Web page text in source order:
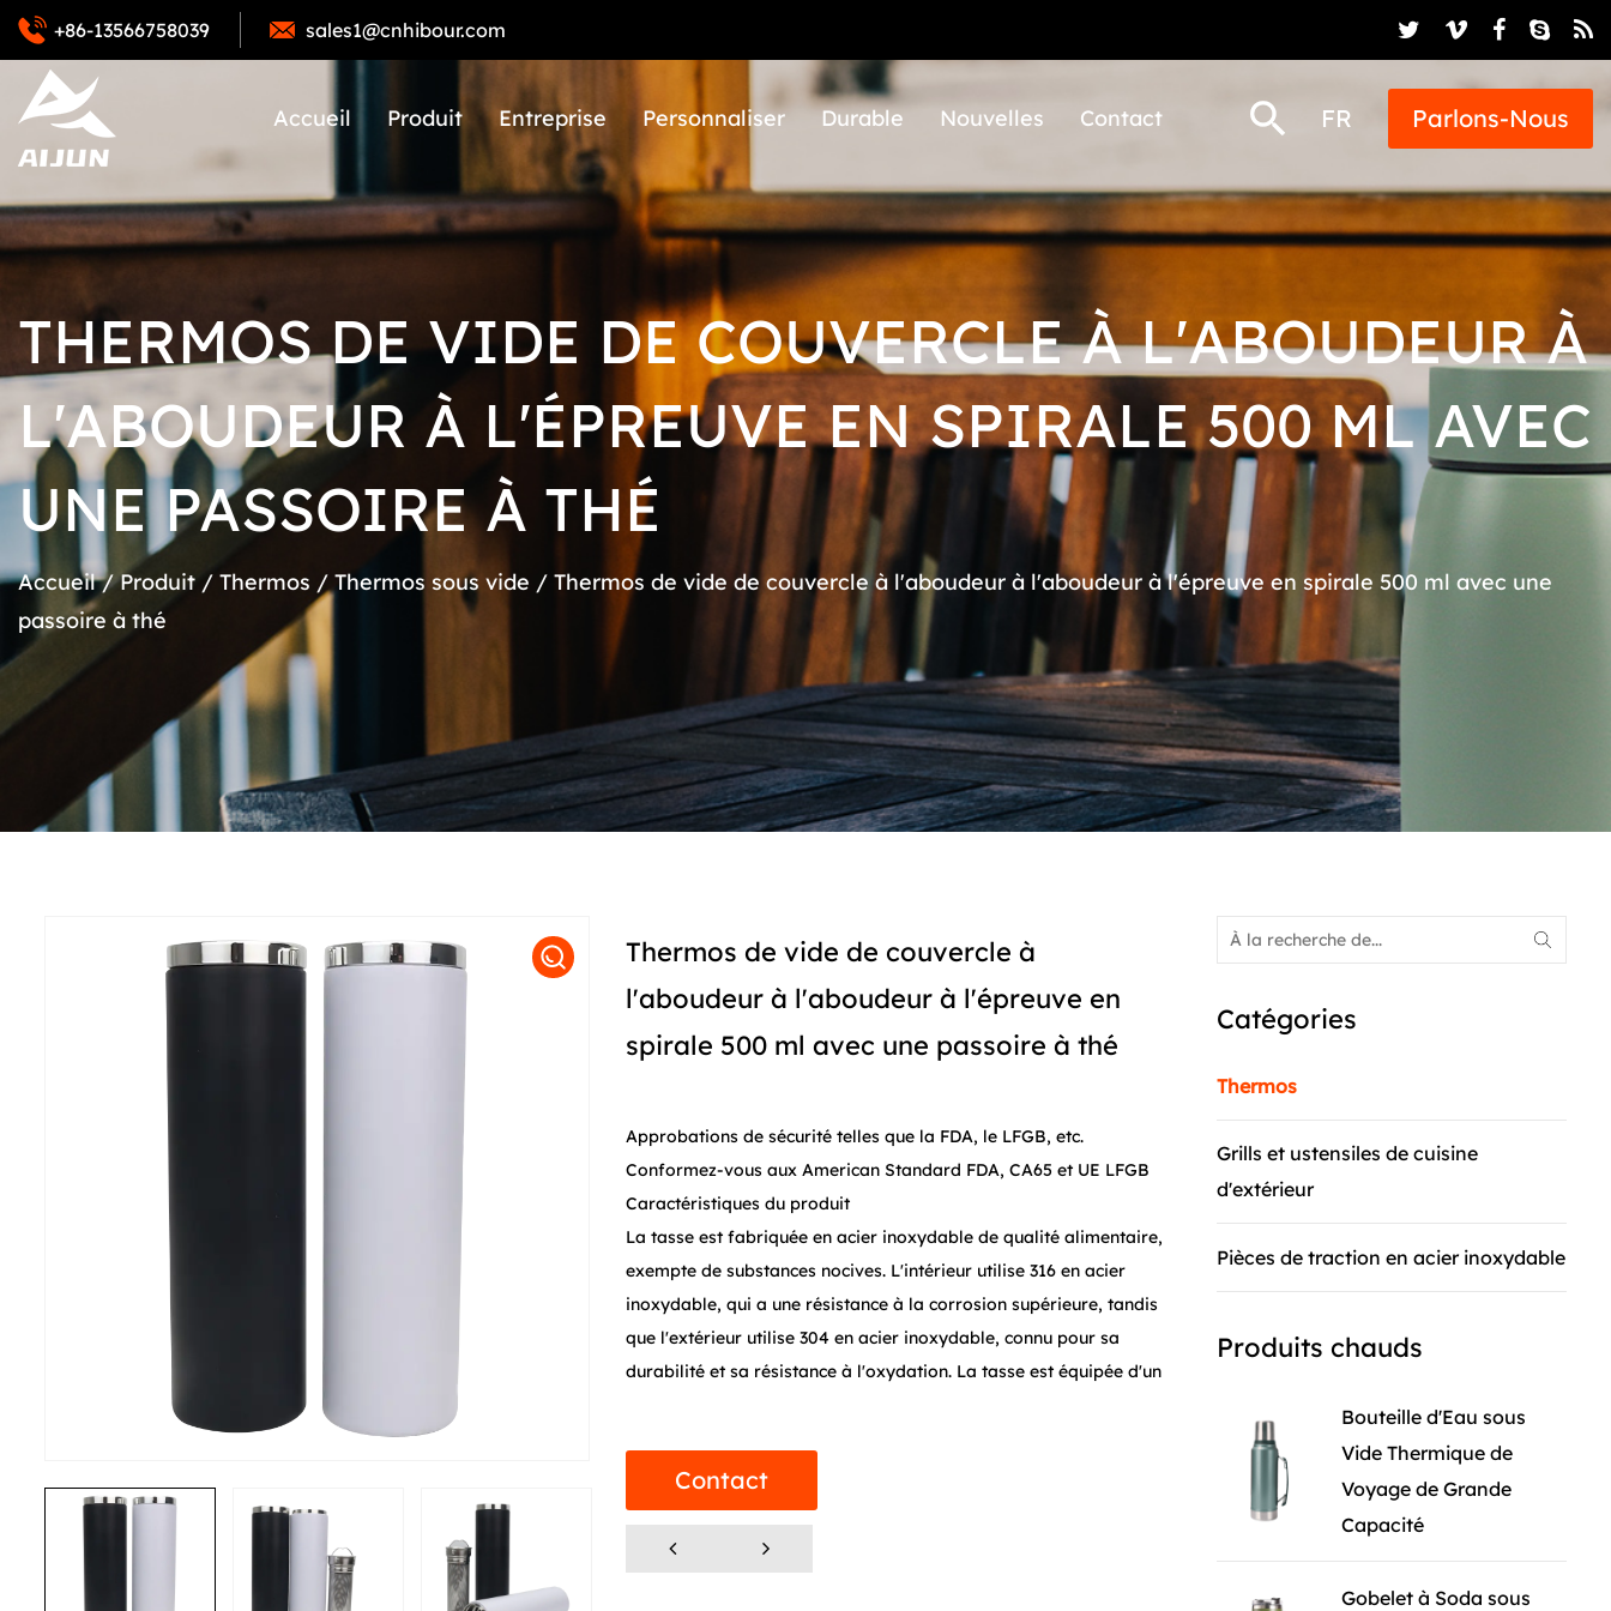
+86-13566758039 sales1@cnhibour.com
Accueil Produit Entreprise Personnaliser Durable Nouvelles Contact FR Parlons-Nous
THERMOS DE VIDE DE COUVERCLE À L'ABOUDEUR À
L'ABOUDEUR À L'ÉPREUVE EN SPIRALE 500 ML AVEC
UNE PASSOIRE À THÉ
Accueil/Produit / Thermos / Thermos sous vide / Thermos de vide de couvercle à l'aboudeur à l'aboudeur à l'épreuve en spirale 500 ml avec une
passoire à thé
Thermos de vide de couvercle à
l'aboudeur à l'aboudeur à l'épreuve en
spirale 500 ml avec une passoire à thé
Approbations de sécurité telles que la FDA, le LFGB, etc.
Conformez-vous aux American Standard FDA, CA65 et UE LFGB
Caractéristiques du produit
La tasse est fabriquée en acier inoxydable de qualité alimentaire,
exempte de substances nocives. L'intérieur utilise 316 en acier
inoxydable, qui a une résistance à la corrosion supérieure, tandis
que l'extérieur utilise 304 en acier inoxydable, connu pour sa
durabilité et sa résistance à l'oxydation. La tasse est équipée d'un
l'entretien.
Points de vente avantageux
Le filtre à thé intégré est pratique pour filtrer les feuilles de thé. Le
maillage détachable est facile à nettoyer, assurant du thé frais à
Contact
Catégories
Thermos
Grills et ustensiles de cuisine
d'extérieur
Pièces de traction en acier inoxydable
Produits chauds
Bouteille d'Eau sous
Vide Thermique de
Voyage de Grande
Capacité
Gobelet à Soda sous